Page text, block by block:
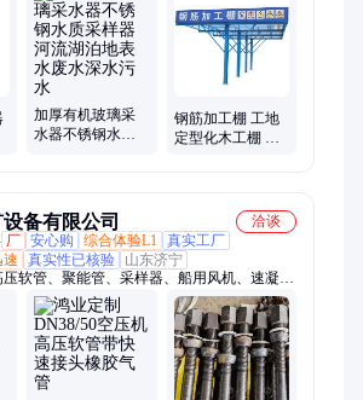
棒、打标机、研磨机、裁切机、平移门电机、
磨头、滑移机、消防机器人、农业打药机、履
加厚有机玻璃采
水器不锈钢水质
钢筋加工棚 工地
定型化木工棚 安
备有限公司
洽谈
厂 安心购 综合体验L1 真实工厂
速 真实性已核验
山东济宁
软管、聚能管、采样器、船用风机、速凝
螺旋千斤顶、手拉葫芦、牵引绞索、道口栏木
篦子、临时支护、叉车吊、皮带硫化机、链轮
、电动卷扬机、翻车机、拆缸机、洗靴机、电
车轮对、搬运气垫、裤管风机